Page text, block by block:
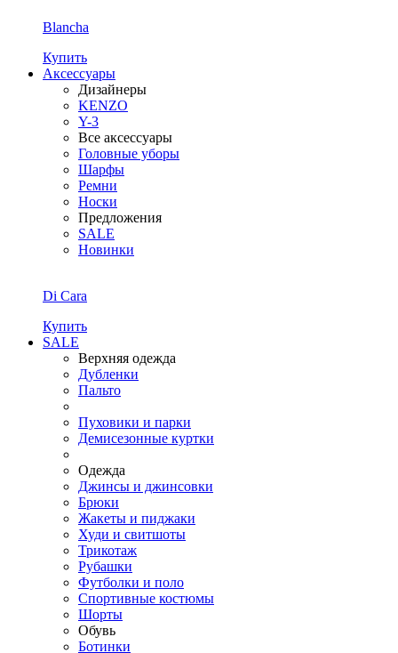
Blancha
Купить
Аксессуары
Дизайнеры
KENZO
Y-3
Все аксессуары
Головные уборы
Шарфы
Ремни
Носки
Предложения
SALE
Новинки
Di Cara
Купить
SALE
Верхняя одежда
Дубленки
Пальто
Пуховики и парки
Демисезонные куртки
Одежда
Джинсы и джинсовки
Брюки
Жакеты и пиджаки
Худи и свитшоты
Трикотаж
Рубашки
Футболки и поло
Спортивные костюмы
Шорты
Обувь
Ботинки